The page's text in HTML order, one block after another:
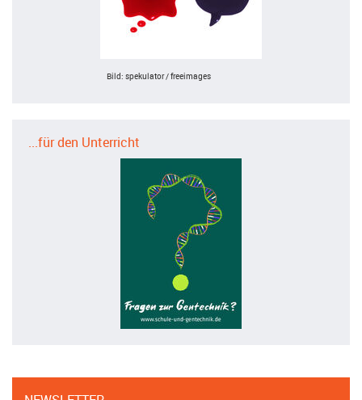
Bild: spekulator / freeimages
...für den Unterricht